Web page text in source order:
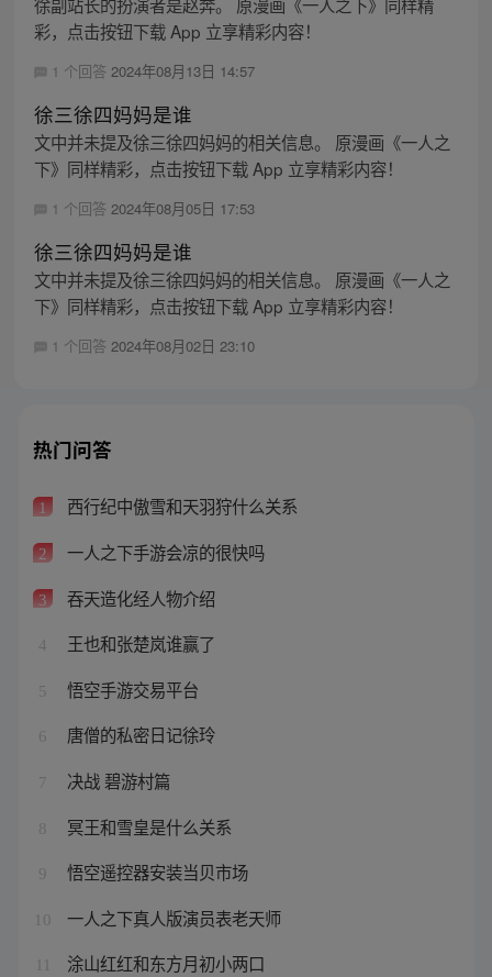
彩，点击按钮下载 App 立享精彩内容！
1 个回答 2024年08月13日 14:57
徐三徐四妈妈是谁
文中并未提及徐三徐四妈妈的相关信息。 原漫画《一人之
下》同样精彩，点击按钮下载 App 立享精彩内容！
1 个回答 2024年08月05日 17:53
徐三徐四妈妈是谁
文中并未提及徐三徐四妈妈的相关信息。 原漫画《一人之
下》同样精彩，点击按钮下载 App 立享精彩内容！
1 个回答 2024年08月02日 23:10
热门问答
1 西行纪中傲雪和天羽狩什么关系
2 一人之下手游会凉的很快吗
3 吞天造化经人物介绍
4 王也和张楚岚谁赢了
5 悟空手游交易平台
6 唐僧的私密日记徐玲
7 决战 碧游村篇
8 冥王和雪皇是什么关系
9 悟空遥控器安装当贝市场
10 一人之下真人版演员表老天师
涂山红红和东方月初小两口